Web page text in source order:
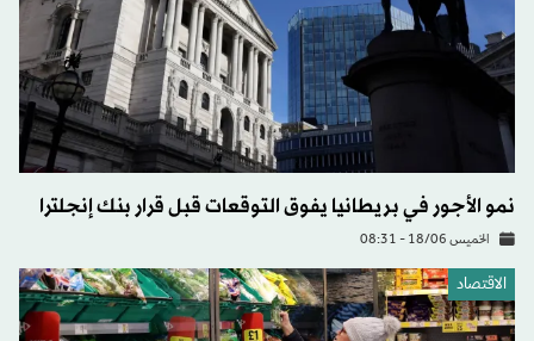
نمو الأجور في بريطانيا يفوق التوقعات قبل قرار بنك إنجلترا
الخميس 18/06 - 08:31
الاقتصاد